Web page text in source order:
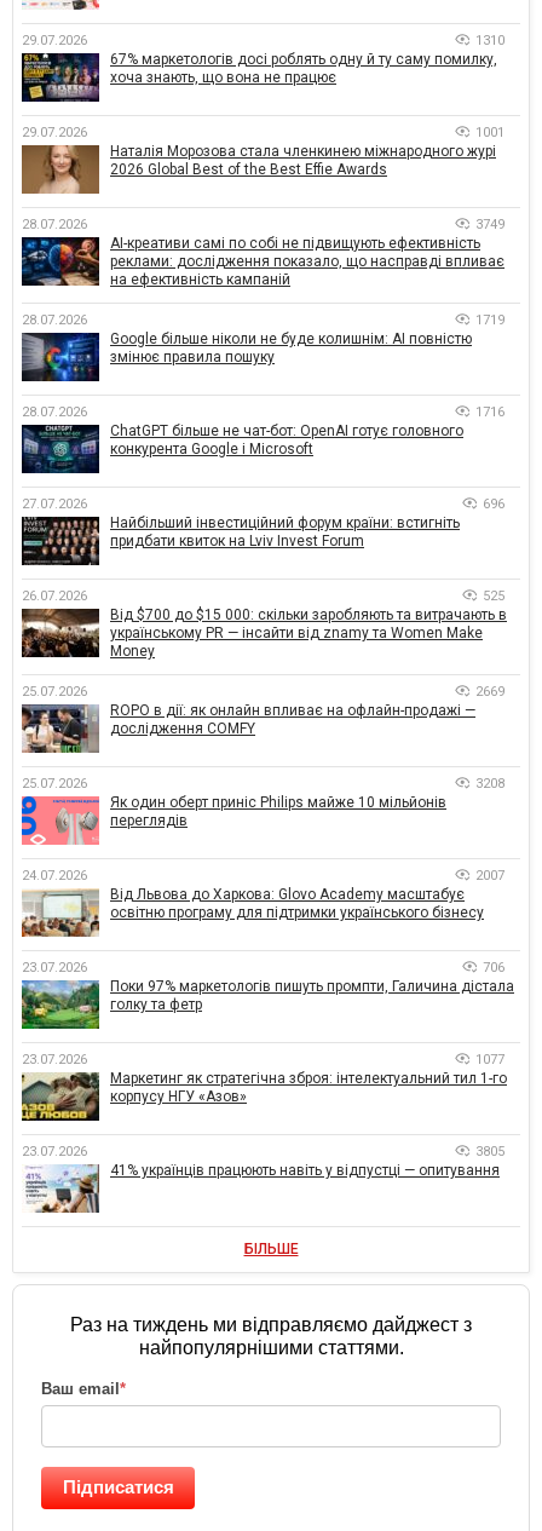
29.07.2026 1310
67% маркетологів досі роблять одну й ту саму помилку,
хоча знають, що вона не працює
29.07.2026 1001
Наталія Морозова стала членкинею міжнародного журі
2026 Global Best of the Best Effie Awards
28.07.2026 3749
AI-креативи самі по собі не підвищують ефективність
реклами: дослідження показало, що насправді впливає
на ефективність кампаній
28.07.2026 1719
Google більше ніколи не буде колишнім: AI повністю
змінює правила пошуку
28.07.2026 1716
ChatGPT більше не чат-бот: OpenAI готує головного
конкурента Google і Microsoft
27.07.2026 696
Найбільший інвестиційний форум країни: встигніть
придбати квиток на Lviv Invest Forum
26.07.2026 525
Від $700 до $15 000: скільки заробляють та витрачають в
українському PR — інсайти від znamy та Women Make
Money
25.07.2026 2669
ROPO в дії: як онлайн впливає на офлайн-продажі —
дослідження COMFY
25.07.2026 3208
Як один оберт приніс Philips майже 10 мільйонів
переглядів
24.07.2026 2007
Від Львова до Харкова: Glovo Academy масштабує
освітню програму для підтримки українського бізнесу
23.07.2026 706
Поки 97% маркетологів пишуть промпти, Галичина дістала
голку та фетр
23.07.2026 1077
Маркетинг як стратегічна зброя: інтелектуальний тил 1-го
корпусу НГУ «Азов»
23.07.2026 3805
41% українців працюють навіть у відпустці — опитування
БІЛЬШЕ
Раз на тиждень ми відправляємо дайджест з
найпопулярнішими статтями.
Ваш email*
Підписатися